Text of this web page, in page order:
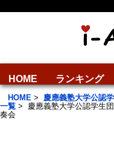
HOME ランキング
HOME > 慶應義塾大学公認
一覧 > 慶應義塾大学公認学生
奏会